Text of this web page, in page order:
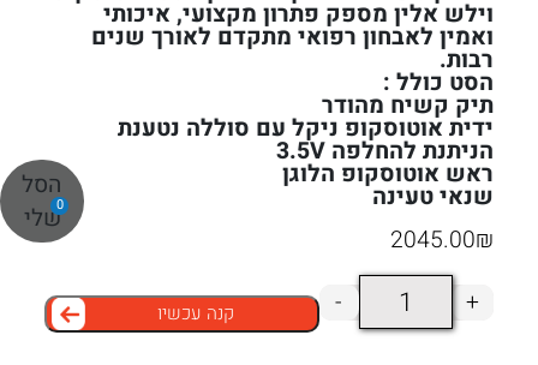
0
הסל
שלי
וילש אלין מספק פתרון מקצועי, איכותי
ואמין לאבחון רפואי מתקדם לאורך שנים
רבות.
הסט כולל :
תיק קשיח מהודר
ידית אוטוסקופ ניקל עם סוללה נטענת
הניתנת להחלפה 3.5V
ראש אוטוסקופ הלוגן
שנאי טעינה
₪
2045.00
+ כמות
של
- קנה עכשיו